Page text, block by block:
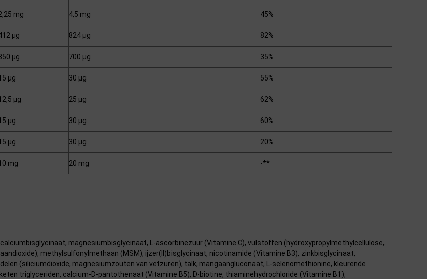
mg 4,5 mg 45%
µg 824 µg 82%
µg 700 µg 35%
µg 30 µg 55%
µg 25 µg 62%
µg 30 µg 60%
µg 30 µg 20%
mg 20 mg -**
magnesiumbisglycinaat, L-ascorbinezuur (Vitamine C), vulstoffen (hydroxypropylmethylcellulose,
methylsulfonylmethaan (MSM), ijzer(II)bisglycinaat, nicotinamide (Vitamine B3), zinkbisglycinaat,
(siliciumdioxide, magnesiumzouten van vetzuren), talk, mangaangluconaat, L-selenomethionine, kleurende
triglyceriden, calcium-D-pantothenaat (Vitamine B5), D-biotine, thiaminehydrochloride (Vitamine B1),